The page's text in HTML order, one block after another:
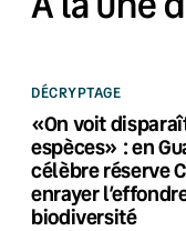
DÉCRYPTAGE
«On voit
espèces» : en
célèbre réserve
enrayer
biodiversité